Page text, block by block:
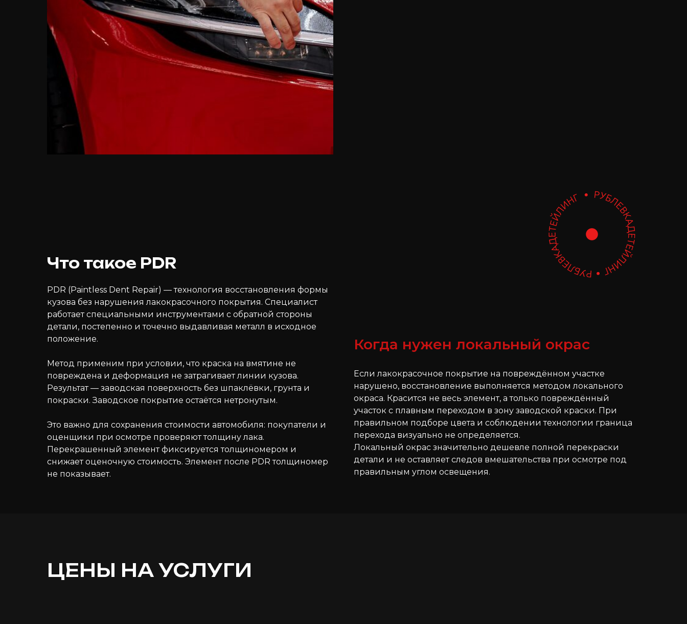
Что такое PDR
PDR (Paintless Dent Repair) — технология восстановления формы
кузова без нарушения лакокрасочного покрытия. Специалист
работает специальными инструментами с обратной стороны
детали, постепенно и точечно выдавливая металл в исходное
положение.
Метод применим при условии, что краска на вмятине не
повреждена и деформация не затрагивает линии кузова.
Результат — заводская поверхность без шпаклёвки, грунта и
покраски. Заводское покрытие остаётся нетронутым.
Это важно для сохранения стоимости автомобиля: покупатели и
оценщики при осмотре проверяют толщину лака.
Перекрашенный элемент фиксируется толщиномером и
снижает оценочную стоимость. Элемент после PDR толщиномер
не показывает.
Когда нужен локальный окрас
Если лакокрасочное покрытие на повреждённом участке
нарушено, восстановление выполняется методом локального
окраса. Красится не весь элемент, а только повреждённый
участок с плавным переходом в зону заводской краски. При
правильном подборе цвета и соблюдении технологии граница
перехода визуально не определяется.
Локальный окрас значительно дешевле полной перекраски
детали и не оставляет следов вмешательства при осмотре под
правильным углом освещения.
ЦЕНЫ НА УСЛУГИ